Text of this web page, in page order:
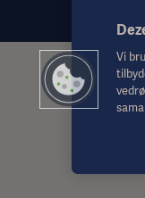
Disse
brugerens
Alle nævnte
Vi